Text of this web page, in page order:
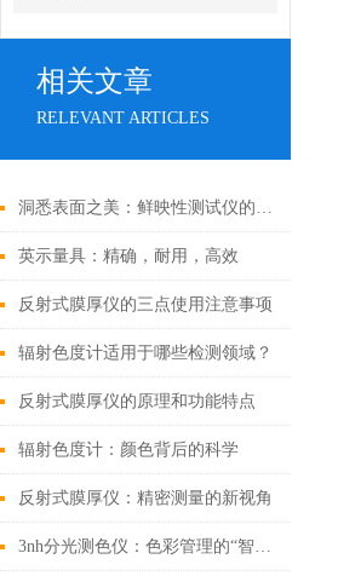
相关文章
RELEVANT ARTICLES
洞悉表面之美：鲜映性测试仪的应用与维护
英示量具：精确，耐用，高效
反射式膜厚仪的三点使用注意事项
辐射色度计适用于哪些检测领域？
反射式膜厚仪的原理和功能特点
辐射色度计：颜色背后的科学
反射式膜厚仪：精密测量的新视角
3nh分光测色仪：色彩管理的“智能助手”